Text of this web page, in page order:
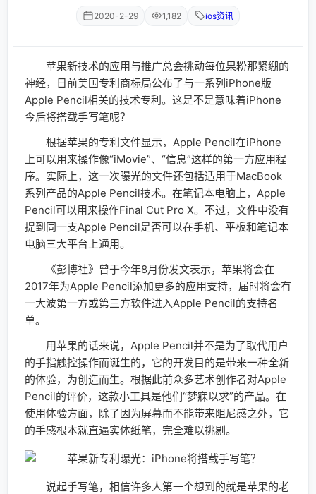
2020-2-29 1,182 ios资讯
苹果新技术的应用与推广总会挑动每位果粉那紧绷的
神经，日前美国专利商标局公布了与一系列iPhone版
Apple Pencil相关的技术专利。这是不是意味着iPhone
今后将搭载手写笔呢？
根据苹果的专利文件显示，Apple Pencil在iPhone
上可以用来操作像“iMovie”、“信息”这样的第一方应用程
序。实际上，这一次曝光的文件还包括适用于MacBook
系列产品的Apple Pencil技术。在笔记本电脑上，Apple
Pencil可以用来操作Final Cut Pro X。不过，文件中没有
提到同一支Apple Pencil是否可以在手机、平板和笔记本
电脑三大平台上通用。
《彭博社》曾于今年8月份发文表示，苹果将会在
2017年为Apple Pencil添加更多的应用支持，届时将会有
一大波第一方或第三方软件进入Apple Pencil的支持名
单。
用苹果的话来说，Apple Pencil并不是为了取代用户
的手指触控操作而诞生的，它的开发目的是带来一种全新
的体验，为创造而生。根据此前众多艺术创作者对Apple
Pencil的评价，这款小工具是他们“梦寐以求”的产品。在
使用体验方面，除了因为屏幕而不能带来阻尼感之外，它
的手感根本就直逼实体纸笔，完全难以挑剔。
说起手写笔，相信许多人第一个想到的就是苹果的老